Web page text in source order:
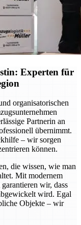
Experten für
organisatorischen
Partnerin an
übernimmt.
– wir sorgen
können.
die wissen, wie man
Mit modernem
wir, dass
wird. Egal
Objekte – wir